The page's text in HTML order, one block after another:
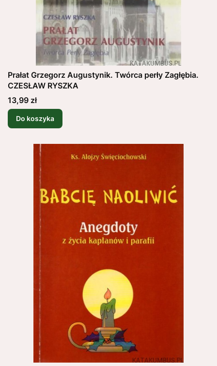
Prałat Grzegorz Augustynik. Twórca perły Zagłębia.
CZESŁAW RYSZKA
Cena
13,99 zł
Do koszyka